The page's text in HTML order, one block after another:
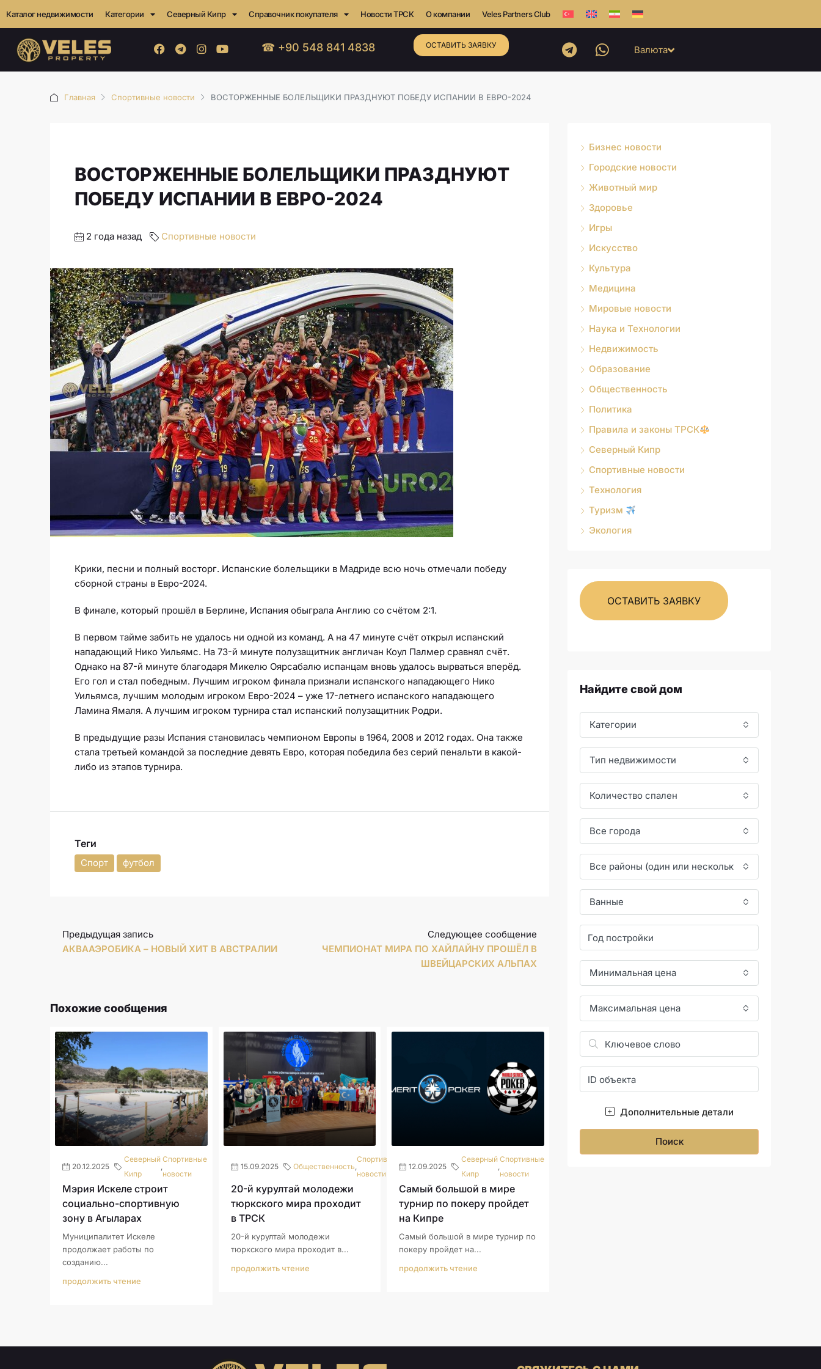
Каталог недвижимости Категории Северный Кипр Справочник покупателя Новости ТРСК О компании Veles Partners Club
☎ +90 548 841 4838 ОСТАВИТЬ ЗАЯВКУ Валюта
Главная Спортивные новости ВОСТОРЖЕННЫЕ БОЛЕЛЬЩИКИ ПРАЗДНУЮТ ПОБЕДУ ИСПАНИИ В ЕВРО-2024
ВОСТОРЖЕННЫЕ БОЛЕЛЬЩИКИ ПРАЗДНУЮТ
ПОБЕДУ ИСПАНИИ В ЕВРО-2024
2 года назад Спортивные новости
Крики, песни и полный восторг. Испанские болельщики в Мадриде всю ночь отмечали победу
сборной страны в Евро-2024.
В финале, который прошёл в Берлине, Испания обыграла Англию со счётом 2:1.
В первом тайме забить не удалось ни одной из команд. А на 47 минуте счёт открыл испанский
нападающий Нико Уильямс. На 73-й минуте полузащитник англичан Коул Палмер сравнял счёт.
Однако на 87-й минуте благодаря Микелю Оярсабалю испанцам вновь удалось вырваться вперёд.
Его гол и стал победным. Лучшим игроком финала признали испанского нападающего Нико
Уильямса, лучшим молодым игроком Евро-2024 – уже 17-летнего испанского нападающего
Ламина Ямаля. А лучшим игроком турнира стал испанский полузащитник Родри.
В предыдущие разы Испания становилась чемпионом Европы в 1964, 2008 и 2012 годах. Она также
стала третьей командой за последние девять Евро, которая победила без серий пенальти в какой-
либо из этапов турнира.
Теги
Спорт футбол
Предыдущая запись
АКВААЭРОБИКА – НОВЫЙ ХИТ В АВСТРАЛИИ
Следующее сообщение
ЧЕМПИОНАТ МИРА ПО ХАЙЛАЙНУ ПРОШЁЛ В
ШВЕЙЦАРСКИХ АЛЬПАХ
Похожие сообщения
20.12.2025
Северный
Кипр
,
Спортивные
новости
Мэрия Искеле строит
социально-спортивную
зону в Агыларах
Муниципалитет Искеле
продолжает работы по
созданию...
продолжить чтение
15.09.2025 Общественность,
Спортивные
новости
20-й курултай молодежи
тюркского мира проходит
в ТРСК
20-й курултай молодежи
тюркского мира проходит в...
продолжить чтение
12.09.2025
Северный
Кипр
,
Спортивные
новости
Самый большой в мире
турнир по покеру пройдет
на Кипре
Самый большой в мире турнир по
покеру пройдет на...
продолжить чтение
Бизнес новости
Городские новости
Животный мир
Здоровье
Игры
Искусство
Культура
Медицина
Мировые новости
Наука и Технологии
Недвижимость
Образование
Общественность
Политика
Правила и законы ТРСК
Северный Кипр
Спортивные новости
Технология
Туризм
Экология
ОСТАВИТЬ ЗАЯВКУ
Найдите свой дом
Категории
Тип недвижимости
Количество спален
Все города
Все районы (один или несколько)
Ванные
Минимальная цена
Максимальная цена
Дополнительные детали
Поиск